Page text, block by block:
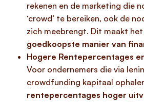
rekenen en de marketing die
‘crowd’ te bereiken, ook de
zich meebrengt. Dit maakt het
goedkoopste manier van
Hogere Rentepercentages
Voor ondernemers die via
crowdfunding kapitaal
rentepercentages hoger